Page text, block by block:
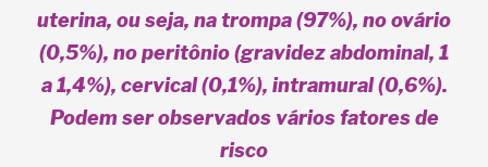
uterina, ou seja, na trompa (97%), no ovário
(0,5%), no peritônio (gravidez abdominal, 1
a 1,4%), cervical (0,1%), intramural(0,6%).
Podem ser observados vários fatores de
risco